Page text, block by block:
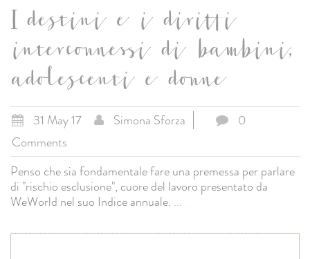
I destini e i diritti
interconnessi di bambini,
adolescenti e donne
31 May 17 Simona Sforza
0
Comments
Penso che sia fondamentale fare una premessa per parlare
di "rischio esclusione", cuore del lavoro presentato da
WeWorld nel suo Indice annuale. ...